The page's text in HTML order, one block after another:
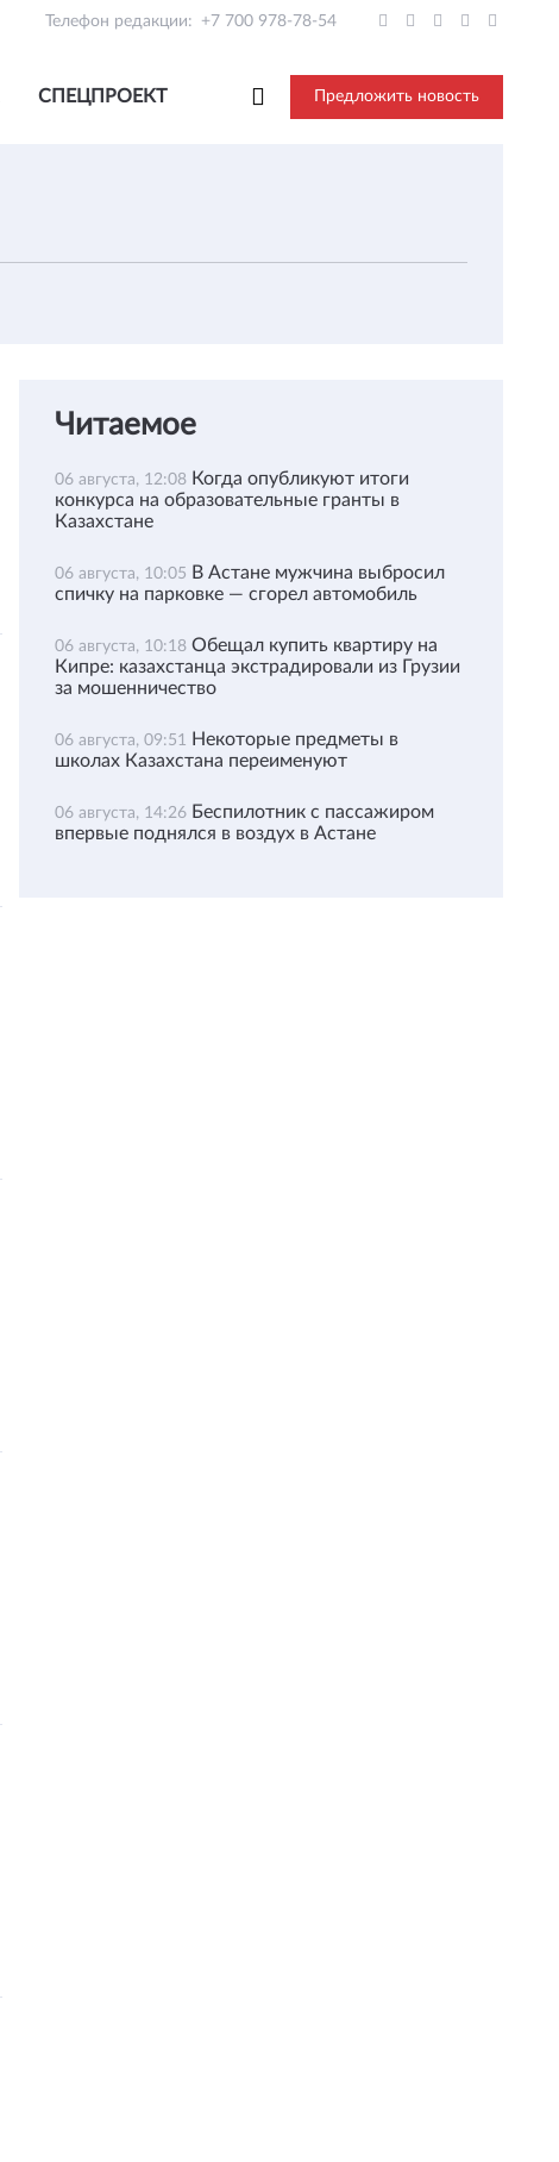
Телефон редакции: +7 700 978-78-54
СПЕЦПРОЕКТ Предложить новость
Читаемое
06 августа, 12:08 Когда опубликуют итоги
конкурса на образовательные гранты в
Казахстане
06 августа, 10:05 В Астане мужчина выбросил
спичку на парковке — сгорел автомобиль
06 августа, 10:18 Обещал купить квартиру на
Кипре: казахстанца экстрадировали из Грузии
за мошенничество
06 августа, 09:51 Некоторые предметы в
школах Казахстана переименуют
06 августа, 14:26 Беспилотник с пассажиром
впервые поднялся в воздух в Астане